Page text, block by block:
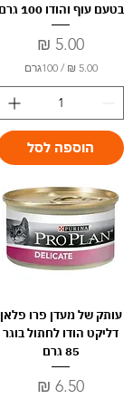
בטעם עוף והודו 100 גרם
מחיר
‏5.00 ‏₪
/100גרם
5
‏
ל
-
1
0
0
ג
הוספה לסל
עותק של מעדן פרו פלאן
דליקט הודו לחתול בוגר
85 גרם
מחיר